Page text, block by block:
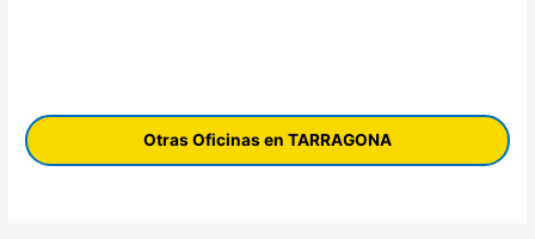
Otras Oficinas en TARRAGONA